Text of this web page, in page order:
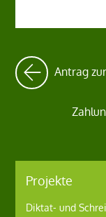
Antrag
Projekte
Diktat- und